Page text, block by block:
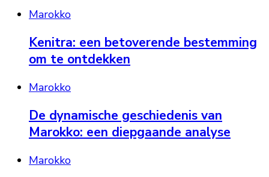
Marokko
Kenitra: een betoverende bestemming
om te ontdekken
Marokko
De dynamische geschiedenis van
Marokko: een diepgaande analyse
Marokko